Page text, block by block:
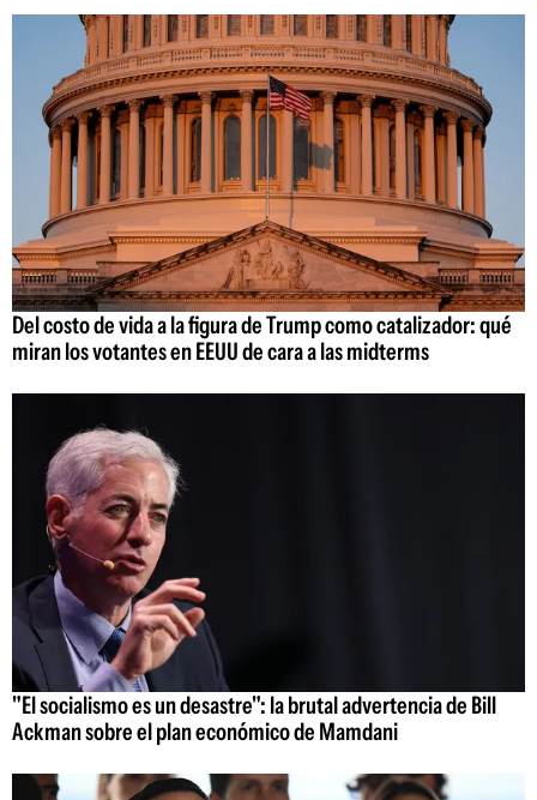
Del costo de vida a la figura de Trump como catalizador: qué
miran los votantes en EEUU de cara a las midterms
"El socialismo es un desastre": la brutal advertencia de Bill
Ackman sobre el plan económico de Mamdani